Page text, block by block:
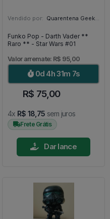
Vendido por: Quarentena Geek Store - SP
Funko Pop - Darth Vader **
Raro ** - Star Wars #01
Valor arremate: R$ 95,00
0d 4h 31m 5s
R$ 75,00
4x R$ 18,75 sem juros
Frete Grátis
Dar lance